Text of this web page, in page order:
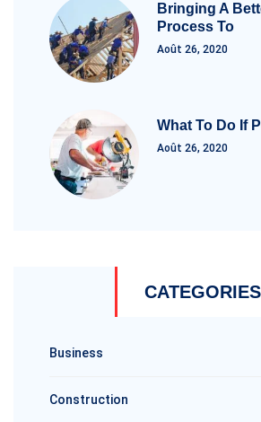
Bringing A
Process To
Août 26, 2020
What To Do If
Août 26, 2020
CATEGORIES
Business
Construction